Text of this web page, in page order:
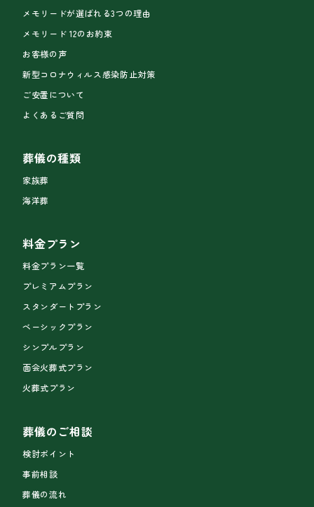
メモリードが選ばれる3つの理由
メモリード 12のお約束
お客様の声
新型コロナウィルス感染防止対策
ご安置について
よくあるご質問
葬儀の種類
家族葬
海洋葬
料金プラン
料金プラン一覧
プレミアムプラン
スタンダートプラン
ベーシックプラン
シンプルプラン
面会火葬式プラン
火葬式プラン
葬儀のご相談
検討ポイント
事前相談
葬儀の流れ